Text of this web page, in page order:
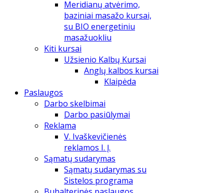
Meridianų atvėrimo,
baziniai masažo kursai,
su BIO energetiniu
masažuokliu
Kiti kursai
Užsienio Kalbų Kursai
Anglų kalbos kursai
Klaipėda
Paslaugos
Darbo skelbimai
Darbo pasiūlymai
Reklama
V. Ivaškevičienės
reklamos I. Į.
Sąmatų sudarymas
Sąmatų sudarymas su
Sistelos programa